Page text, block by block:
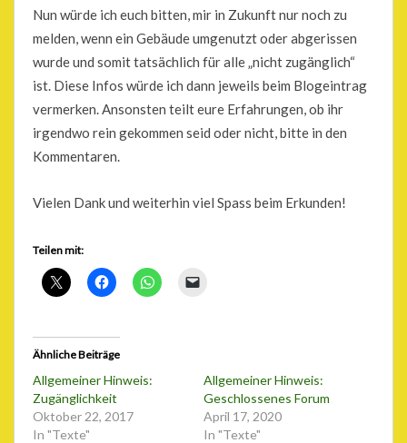
Nun würde ich euch bitten, mir in Zukunft nur noch zu
melden, wenn ein Gebäude umgenutzt oder abgerissen
wurde und somit tatsächlich für alle „nicht zugänglich“
ist. Diese Infos würde ich dann jeweils beim Blogeintrag
vermerken. Ansonsten teilt eure Erfahrungen, ob ihr
irgendwo rein gekommen seid oder nicht, bitte in den
Kommentaren.
Vielen Dank und weiterhin viel Spass beim Erkunden!
Teilen mit:
Ähnliche Beiträge
Allgemeiner Hinweis:
Zugänglichkeit
Oktober 22, 2017
In "Texte"
Allgemeiner Hinweis:
Geschlossenes Forum
April 17, 2020
In "Texte"